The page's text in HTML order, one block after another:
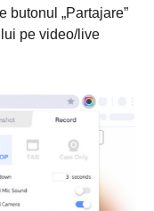
butonul „Partajare”
pe video/live